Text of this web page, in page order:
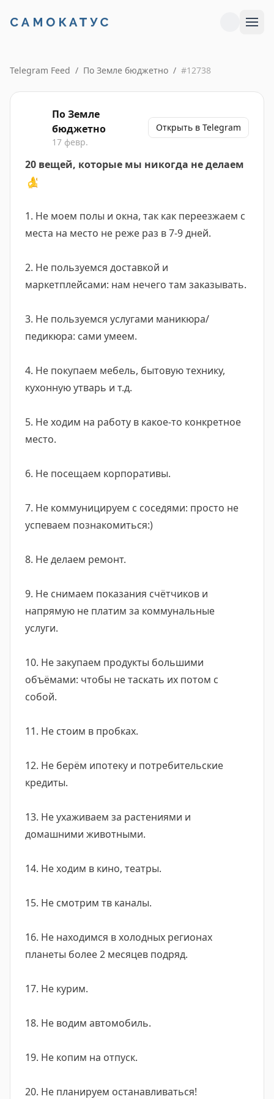
Telegram Feed / По Земле бюджетно / #12738
По Земле
бюджетно
17 февр.
Открыть в Telegram
20 вещей, которые мы никогда не делаем
👌
1. Не моем полы и окна, так как переезжаем с
места на место не реже раз в 7-9 дней.
2. Не пользуемся доставкой и
маркетплейсами: нам нечего там заказывать.
3. Не пользуемся услугами маникюра/
педикюра: сами умеем.
4. Не покупаем мебель, бытовую технику,
кухонную утварь и т.д.
5. Не ходим на работу в какое-то конкретное
место.
6. Не посещаем корпоративы.
7. Не коммуницируем с соседями: просто не
успеваем познакомиться:)
8. Не делаем ремонт.
9. Не снимаем показания счётчиков и
напрямую не платим за коммунальные
услуги.
10. Не закупаем продукты большими
объёмами: чтобы не таскать их потом с
собой.
11. Не стоим в пробках.
12. Не берём ипотеку и потребительские
кредиты.
13. Не ухаживаем за растениями и
домашними животными.
14. Не ходим в кино, театры.
15. Не смотрим тв каналы.
16. Не находимся в холодных регионах
планеты более 2 месяцев подряд.
17. Не курим.
18. Не водим автомобиль.
19. Не копим на отпуск.
20. Не планируем останавливаться!